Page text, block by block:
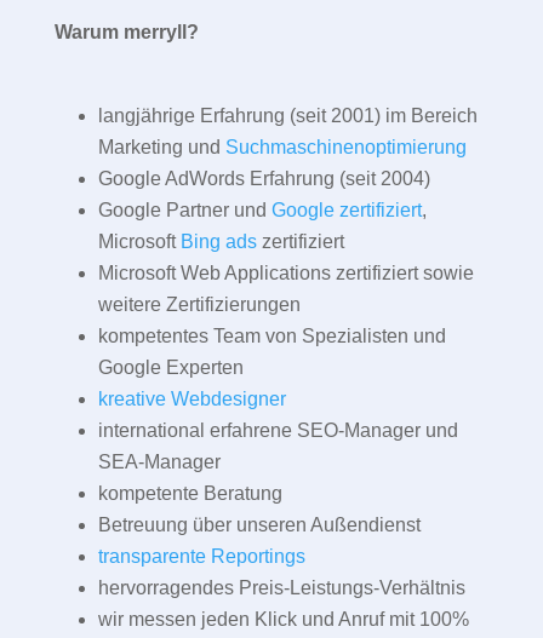
Warum merryll?
langjährige Erfahrung (seit 2001) im Bereich
Marketing und Suchmaschinenoptimierung
Google AdWords Erfahrung (seit 2004)
Google Partner und Google zertifiziert,
Microsoft Bing adszertifiziert
Microsoft Web Applications zertifiziert sowie
weitere Zertifizierungen
kompetentes Team von Spezialisten und
Google Experten
kreative Webdesigner
international erfahrene SEO-Manager und
SEA-Manager
kompetente Beratung
Betreuung über unseren Außendienst
transparente Reportings
hervorragendes Preis-Leistungs-Verhältnis
wir messen jeden Klick und Anruf mit 100%